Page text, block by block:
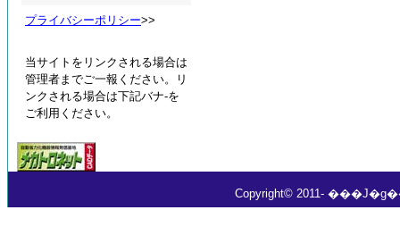
プライバシーポリシー>>
当サイトをリンクされる場合は
管理者までご一報ください。リ
ンクされる場合は下記バナ-を
ご利用ください。
Copyright© 2011-